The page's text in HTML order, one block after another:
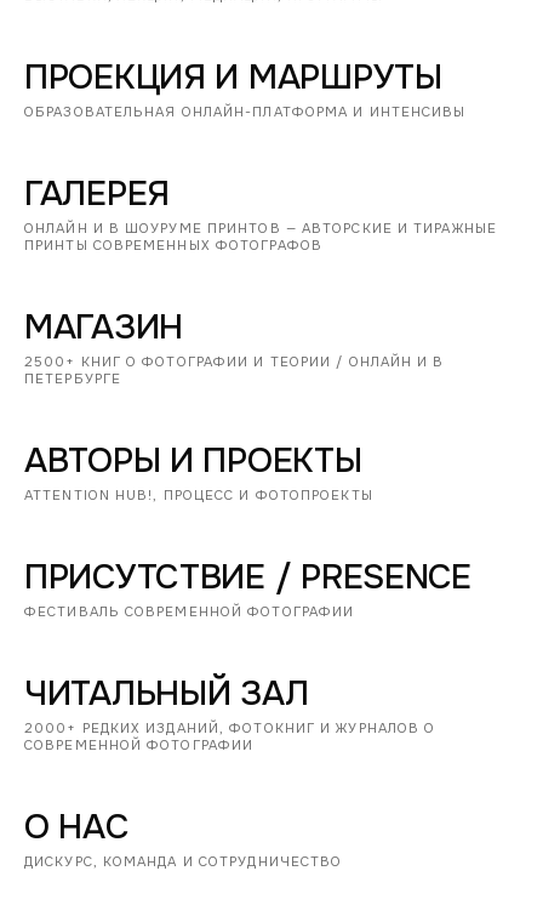
ПРОЕКЦИЯ И МАРШРУТЫ
ОБРАЗОВАТЕЛЬНАЯ ОНЛАЙН-ПЛАТФОРМА И ИНТЕНСИВЫ
ГАЛЕРЕЯ
ОНЛАЙН И В ШОУРУМЕ ПРИНТОВ — АВТОРСКИЕ И ТИРАЖНЫЕ
ПРИНТЫ СОВРЕМЕННЫХ ФОТОГРАФОВ
МАГАЗИН
2500+ КНИГ О ФОТОГРАФИИ И ТЕОРИИ / ОНЛАЙН И В
ПЕТЕРБУРГЕ
АВТОРЫ И ПРОЕКТЫ
ATTENTION HUB!, ПРОЦЕСС И ФОТОПРОЕКТЫ
ПРИСУТСТВИЕ / PRESENCE
ФЕСТИВАЛЬ СОВРЕМЕННОЙ ФОТОГРАФИИ
ЧИТАЛЬНЫЙ ЗАЛ
2000+ РЕДКИХ ИЗДАНИЙ, ФОТОКНИГ И ЖУРНАЛОВ О
СОВРЕМЕННОЙ ФОТОГРАФИИ
О НАС
ДИСКУРС, КОМАНДА И СОТРУДНИЧЕСТВО